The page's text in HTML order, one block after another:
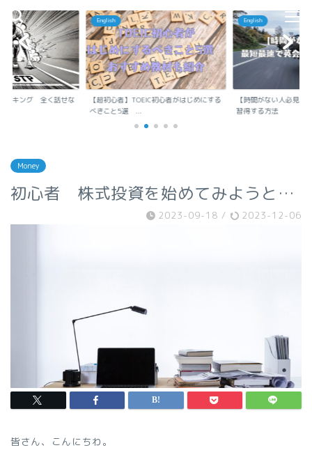
ンキング 全く話せな
English
【超初心者】TOEIC初心者がはじめにする
べきこと5選 ...
English
【時間がない人必見】
習得する方法
Money
初心者 株式投資を始めてみようと…
2023-09-18 / 2023-12-06
皆さん、こんにちわ。